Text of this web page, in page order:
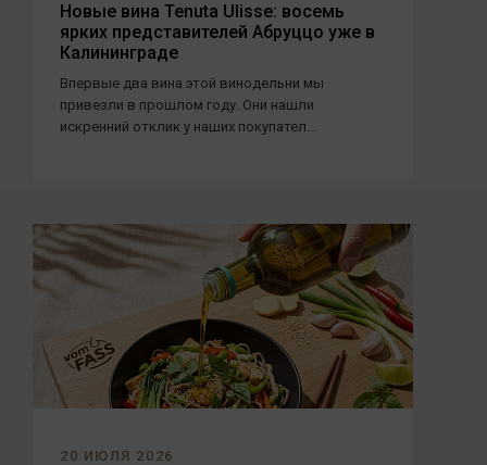
Новые вина Tenuta Ulisse: восемь
ярких представителей Абруццо уже в
Калининграде
Впервые два вина этой винодельни мы
привезли в прошлом году. Они нашли
искренний отклик у наших покупател...
20 ИЮЛЯ 2026